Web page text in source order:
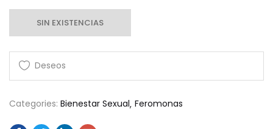
SIN EXISTENCIAS
Categories: Bienestar Sexual Feromonas